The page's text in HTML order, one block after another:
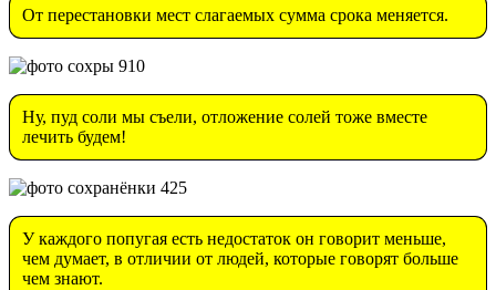
От перестановки мест слагаемых сумма срока меняется.
Ну, пуд соли мы съели, отложение солей тоже вместе
лечить будем!
У каждого попугая есть недостаток он говорит меньше,
чем думает, в отличии от людей, которые говорят больше
чем знают.